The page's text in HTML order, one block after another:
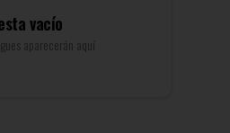
vacío
aparecerán aquí